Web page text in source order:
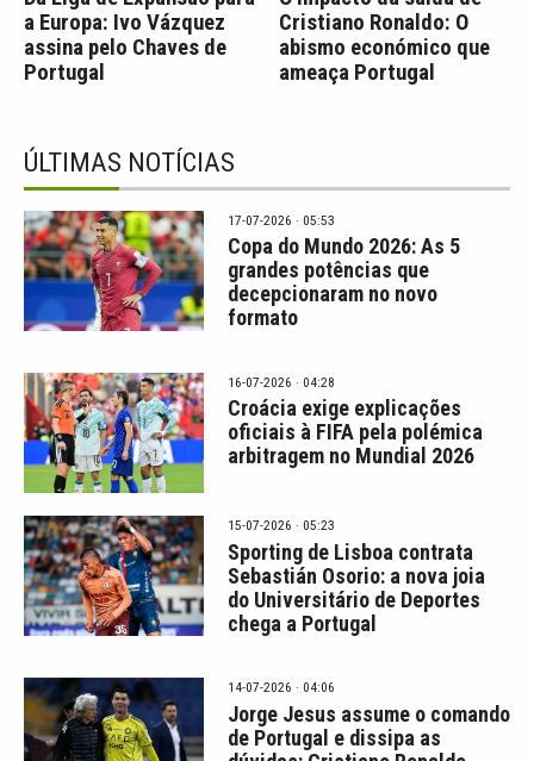
a Europa: Ivo Vázquez
assina pelo Chaves de
Portugal
Cristiano Ronaldo: O
abismo económico que
ameaça Portugal
ÚLTIMAS NOTÍCIAS
17-07-2026 · 05:53
Copa do Mundo 2026: As 5
grandes potências que
decepcionaram no novo
formato
16-07-2026 · 04:28
Croácia exige explicações
oficiais à FIFA pela polémica
arbitragem no Mundial 2026
15-07-2026 · 05:23
Sporting de Lisboa contrata
Sebastián Osorio: a nova joia
do Universitário de Deportes
chega a Portugal
14-07-2026 · 04:06
Jorge Jesus assume o comando
de Portugal e dissipa as